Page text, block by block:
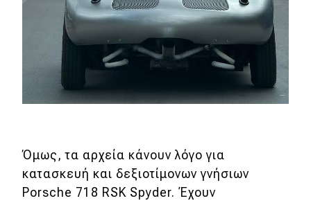
Όμως, τα αρχεία κάνουν λόγο για
κατασκευή και δεξιοτίμονων γνήσιων
Porsche 718 RSK Spyder. Έχουν